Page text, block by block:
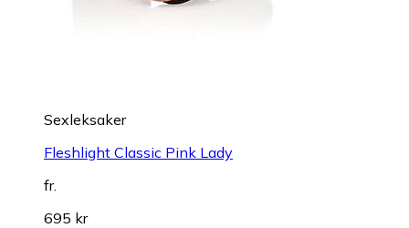
Sexleksaker
Fleshlight Classic Pink Lady
fr.
695 kr